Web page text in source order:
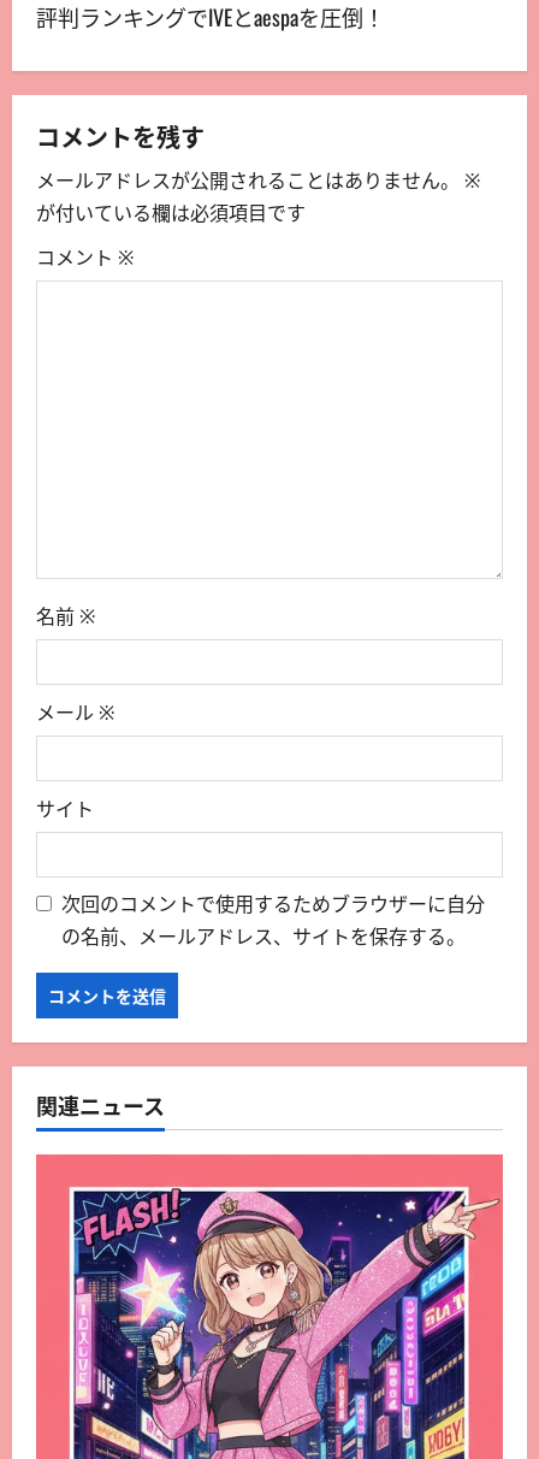
評判ランキングでIVEとaespaを圧倒！
コメントを残す
メールアドレスが公開されることはありません。
※
が付いている欄は必須項目です
コメント ※
名前 ※
メール ※
サイト
次回のコメントで使用するためブラウザーに自分
の名前、メールアドレス、サイトを保存する。
関連ニュース